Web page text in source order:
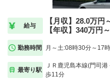
給与
【月収】28.0万円
【年収】340万円
勤務時間 月～土:08時30分～17
最寄り駅
ＪＲ鹿児島本線(門司
歩11分